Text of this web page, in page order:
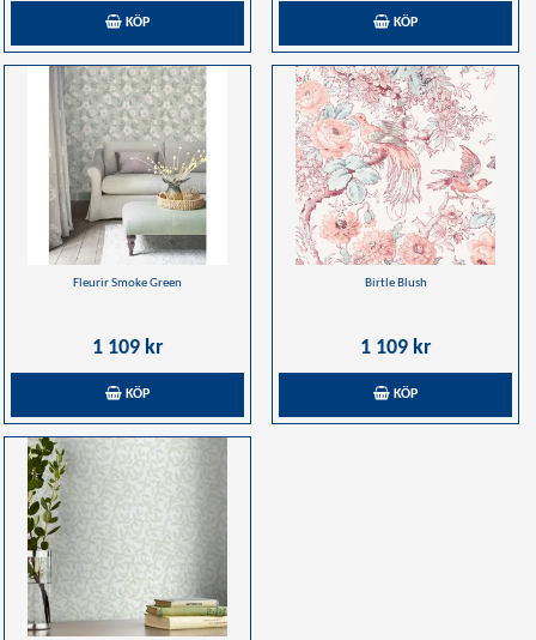
KÖP KÖP
Fleurir Smoke Green
1 109 kr
KÖP
Birtle Blush
1 109 kr
KÖP